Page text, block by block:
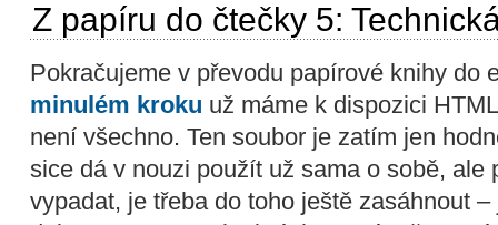
Z papíru do čtečky 5:
Pokračujeme v převodu papírové knihy do
minulém kroku už máme k dispozici
není všechno. Ten soubor je zatím jen
sice dá v nouzi použít už sama o sobě, ale
vypadat, je třeba do toho ještě zasáhnout